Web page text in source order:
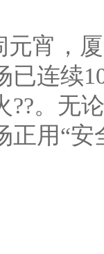
元宵，
已连续
??。无
正用“